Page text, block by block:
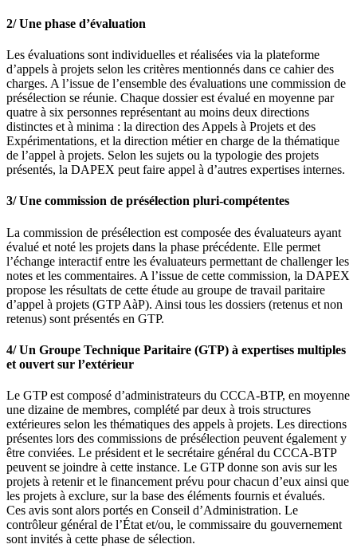
2/ Une phase d’évaluation
Les évaluations sont individuelles et réalisées via la plateforme
d’appels à projets selon les critères mentionnés dans ce cahier des
charges. A l’issue de l’ensemble des évaluations une commission de
présélection se réunie. Chaque dossier est évalué en moyenne par
quatre à six personnes représentant au moins deux directions
distinctes et à minima : la direction des Appels à Projets et des
Expérimentations, et la direction métier en charge de la thématique
de l’appel à projets. Selon les sujets ou la typologie des projets
présentés, la DAPEX peut faire appel à d’autres expertises internes.
3/ Une commission de présélection pluri-compétentes
La commission de présélection est composée des évaluateurs ayant
évalué et noté les projets dans la phase précédente. Elle permet
l’échange interactif entre les évaluateurs permettant de challenger les
notes et les commentaires. A l’issue de cette commission, la DAPEX
propose les résultats de cette étude au groupe de travail paritaire
d’appel à projets (GTP AàP). Ainsi tous les dossiers (retenus et non
retenus) sont présentés en GTP.
4/ Un Groupe Technique Paritaire (GTP) à expertises multiples
et ouvert sur l’extérieur
Le GTP est composé d’administrateurs du CCCA-BTP, en moyenne
une dizaine de membres, complété par deux à trois structures
extérieures selon les thématiques des appels à projets. Les directions
présentes lors des commissions de présélection peuvent également y
être conviées. Le président et le secrétaire général du CCCA-BTP
peuvent se joindre à cette instance. Le GTP donne son avis sur les
projets à retenir et le financement prévu pour chacun d’eux ainsi que
les projets à exclure, sur la base des éléments fournis et évalués.
Ces avis sont alors portés en Conseil d’Administration. Le
contrôleur général de l’État et/ou, le commissaire du gouvernement
sont invités à cette phase de sélection.